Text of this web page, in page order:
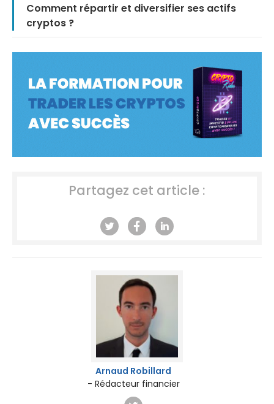
Comment répartir et diversifier ses actifs
cryptos ?
Partagez cet article :
Arnaud Robillard
- Rédacteur financier